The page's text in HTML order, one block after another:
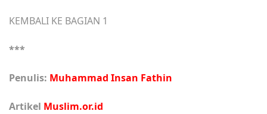
KEMBALI KE BAGIAN 1
***
Penulis: Muhammad Insan Fathin
Artikel Muslim.or.id